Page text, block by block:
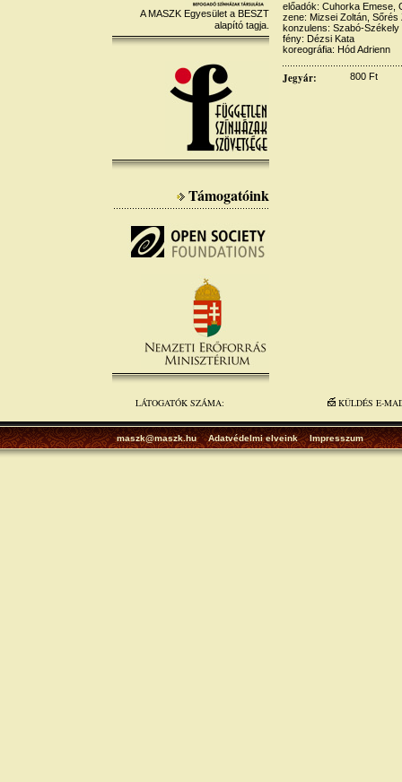
A MASZK Egyesület a BESZT
alapító tagja.
Támogatóink
előadók: Cuhorka Emese,
zene: Mizsei Zoltán, Sőrés
konzulens: Szabó-
fény: Dézsi Kata
koreográfia: Hód Adrienn
Jegyár: 800 Ft
LÁTOGATÓK SZÁMA: KÜLDÉS E-
maszk@maszk.hu Adatvédelmi elveink Impresszum